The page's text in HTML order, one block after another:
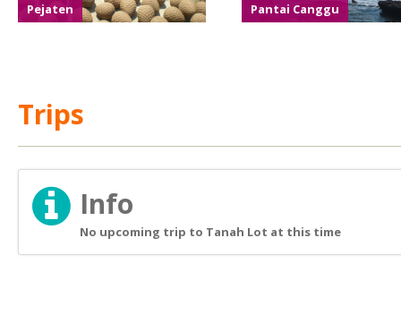
Pejaten Pantai Canggu
Trips
Info
No upcoming trip to Tanah Lot at this time